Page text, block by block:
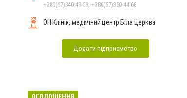
+380(67)340-49-59, +380(67)350-44-68
ОН Клінік, медичний центр Біла Церква
Додати підприємство
ОГОЛОШЕННЯ